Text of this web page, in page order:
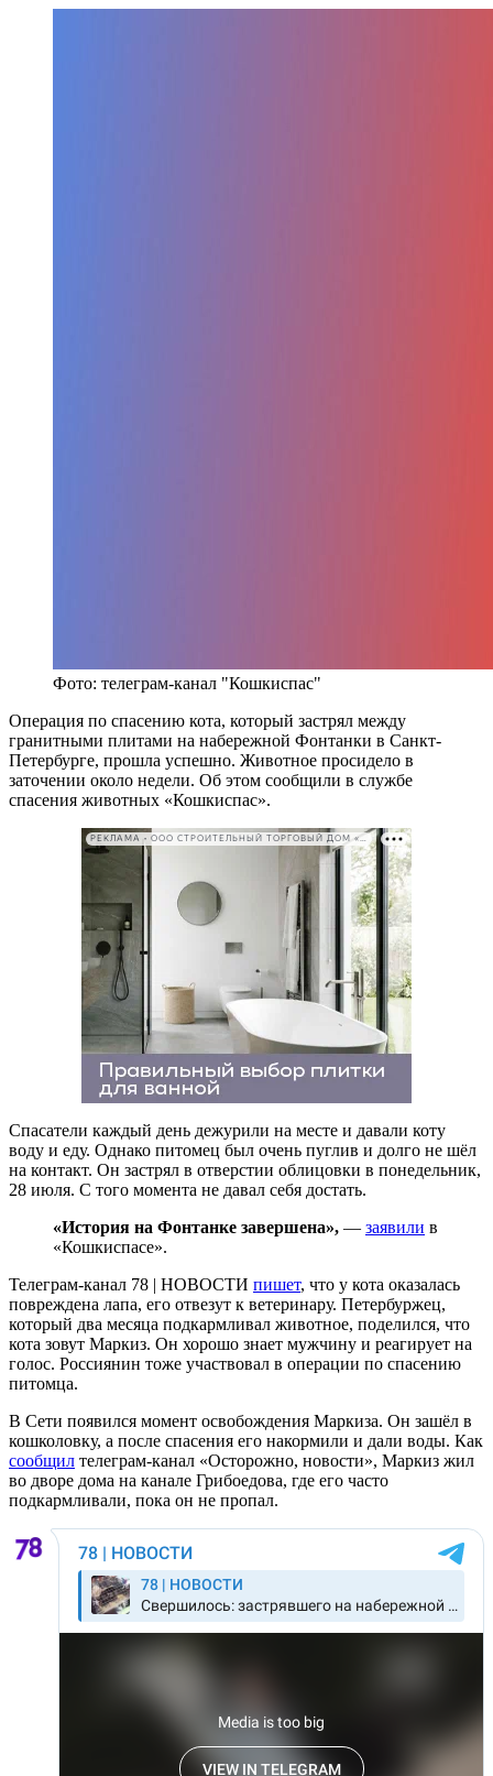
Фото: телеграм-канал "Кошкиспас"
Операция по спасению кота, который застрял между
гранитными плитами на набережной Фонтанки в Санкт-
Петербурге, прошла успешно. Животное просидело в
заточении около недели. Об этом сообщили в службе
спасения животных «Кошкиспас».
РЕКЛАМА • ООО СТРОИТЕЛЬНЫЙ ТОРГОВЫЙ ДОМ «ПЕТРОВИЧ». ИНН: 7802348846
Спасатели каждый день дежурили на месте и давали коту
воду и еду. Однако питомец был очень пуглив и долго не шёл
на контакт. Он застрял в отверстии облицовки в понедельник,
28 июля. С того момента не давал себя достать.
«История на Фонтанке завершена», — заявили в
«Кошкиспасе».
Телеграм-канал 78 | НОВОСТИ пишет, что у кота оказалась
повреждена лапа, его отвезут к ветеринару. Петербуржец,
который два месяца подкармливал животное, поделился, что
кота зовут Маркиз. Он хорошо знает мужчину и реагирует на
голос. Россиянин тоже участвовал в операции по спасению
питомца.
В Сети появился момент освобождения Маркиза. Он зашёл в
кошколовку, а после спасения его накормили и дали воды. Как
сообщил телеграм-канал «Осторожно, новости», Маркиз жил
во дворе дома на канале Грибоедова, где его часто
подкармливали, пока он не пропал.